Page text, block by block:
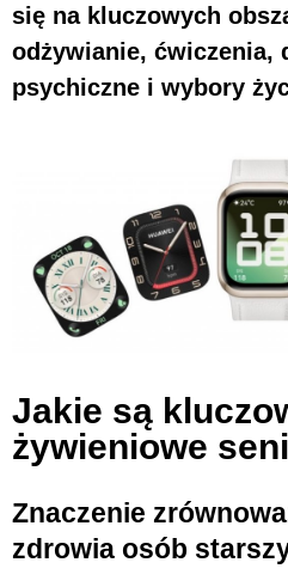
się na kluczowych
odżywianie, ćwiczenia,
psychiczne i wybory
Jakie są
żywieniowe
Znaczenie
zdrowia osób